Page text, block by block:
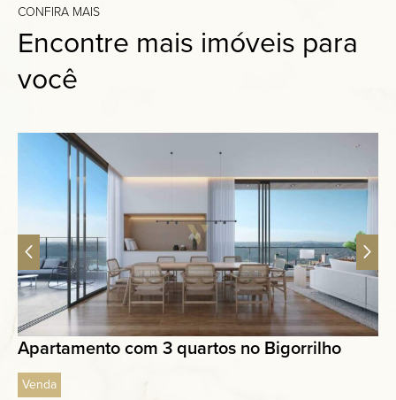
CONFIRA MAIS
Encontre mais imóveis para
você
Apartamento com 3 quartos no Bigorrilho
Venda